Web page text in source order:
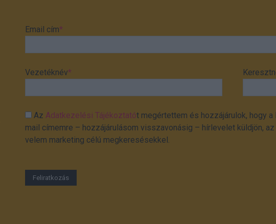
Email cím*
Vezetéknév*
AzAdatkezelési Tájékoztatót megértettem és hozzájárulok, hogy
mail címemre – hozzájárulásom visszavonásig – hírlevelet küldjön,
velem marketing célú megkeresésekkel.